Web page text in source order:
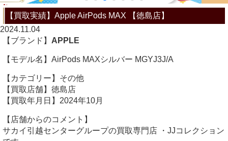
【買取実績】Apple AirPods MAX 【徳島店】
2024.11.04
【ブランド】 APPLE
【モデル名】AirPods MAXシルバー MGYJ3J/A
【カテゴリー】その他
【買取店舗】徳島店
【買取年月日】2024年10月
【店舗からのコメント】
サカイ引越センターグループの買取専門店 ・JJコレクション